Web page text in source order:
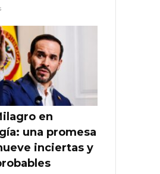
en
una promesa
inciertas y